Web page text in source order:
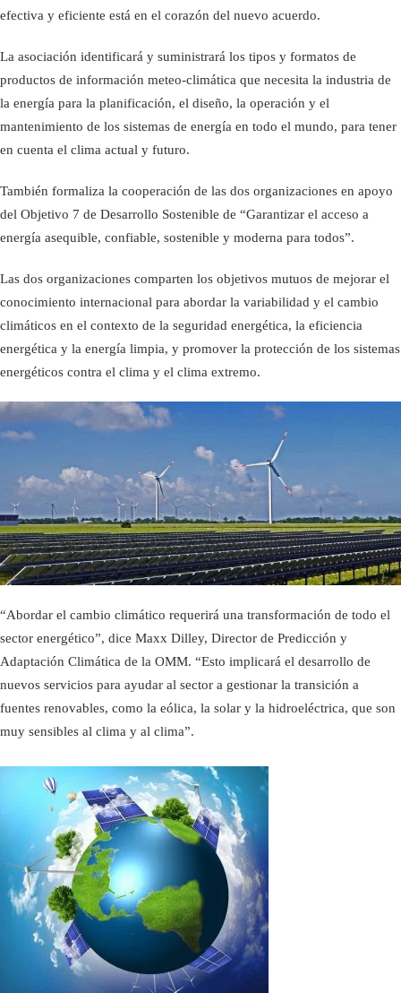
efectiva y eficiente está en el corazón del nuevo acuerdo.
La asociación identificará y suministrará los tipos y formatos de
productos de información meteo-climática que necesita la industria de
la energía para la planificación, el diseño, la operación y el
mantenimiento de los sistemas de energía en todo el mundo, para tener
en cuenta el clima actual y futuro.
También formaliza la cooperación de las dos organizaciones en apoyo
del Objetivo 7 de Desarrollo Sostenible de “Garantizar el acceso a
energía asequible, confiable, sostenible y moderna para todos”.
Las dos organizaciones comparten los objetivos mutuos de mejorar el
conocimiento internacional para abordar la variabilidad y el cambio
climáticos en el contexto de la seguridad energética, la eficiencia
energética y la energía limpia, y promover la protección de los sistemas
energéticos contra el clima y el clima extremo.
“Abordar el cambio climático requerirá una transformación de todo el
sector energético”, dice Maxx Dilley, Director de Predicción y
Adaptación Climática de la OMM. “Esto implicará el desarrollo de
nuevos servicios para ayudar al sector a gestionar la transición a
fuentes renovables, como la eólica, la solar y la hidroeléctrica, que son
muy sensibles al clima y al clima”.